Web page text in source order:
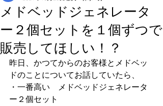
メドベッドジェネレータ
ー２個セットを１個ずつで
販売してほしい！？
昨日、かつてからのお客様とメドベッ
ドのことについてお話していたら、
・一番高い　メドベッドジェネレータ
ー２個セット